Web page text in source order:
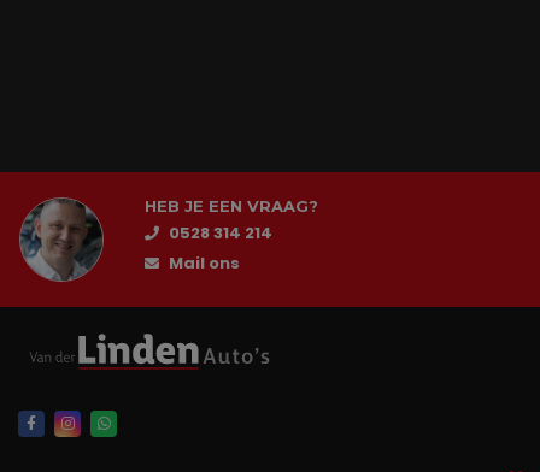
HEB JE EEN VRAAG?
0528 314 214
Mail ons